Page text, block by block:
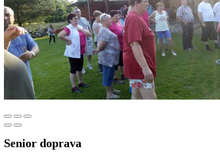
Senior doprava